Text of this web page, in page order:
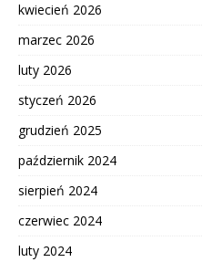
kwiecień 2026
marzec 2026
luty 2026
styczeń 2026
grudzień 2025
październik 2024
sierpień 2024
czerwiec 2024
luty 2024